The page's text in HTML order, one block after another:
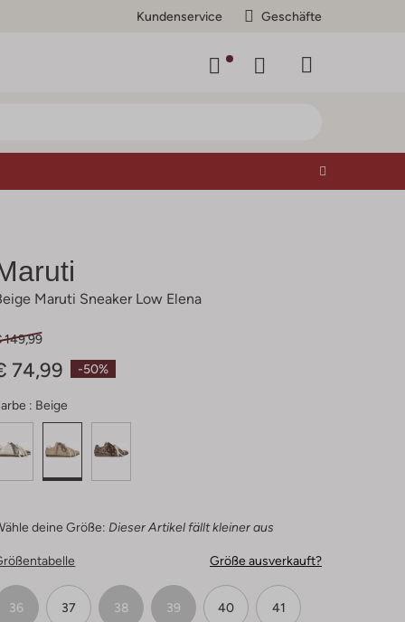
Kundenservice Geschäfte
Maruti Sneaker Low Elena
-50%
149,99
74,99
: Beige
deine Größe: Dieser Artikel fällt kleiner aus
Größe ausverkauft?
36 37 38 39 40 41